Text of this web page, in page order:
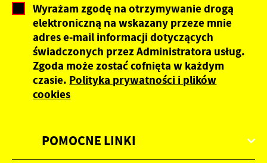
POMOCNE LINKI
Wyrażam zgodę na otrzymywanie drogą
elektroniczną na wskazany przeze mnie
adres e-mail informacji dotyczących
świadczonych przez Administratora usług.
Zgoda może zostać cofnięta w każdym
czasie. Polityka prywatności i plików
cookies